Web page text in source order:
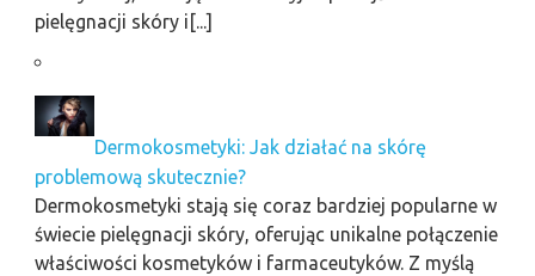
pielęgnacji skóry i[...]
Dermokosmetyki: Jak działać na skórę
problemową skutecznie?
Dermokosmetyki stają się coraz bardziej popularne w
świecie pielęgnacji skóry, oferując unikalne połączenie
właściwości kosmetyków i farmaceutyków. Z myślą